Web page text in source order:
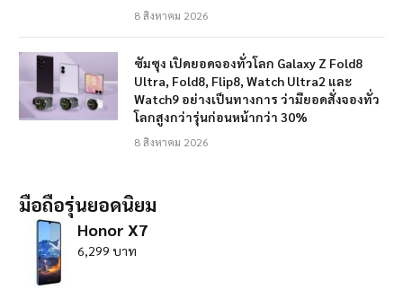
8 สิงหาคม 2026
ซัมซุง เปิดยอดจองทั่วโลก Galaxy Z Fold8
Ultra, Fold8, Flip8, Watch Ultra2 และ
Watch9 อย่างเป็นทางการ ว่ามียอดสั่งจองทั่ว
โลกสูงกว่ารุ่นก่อนหน้ากว่า 30%
8 สิงหาคม 2026
มือถือรุ่นยอดนิยม
Honor X7
6,299 บาท